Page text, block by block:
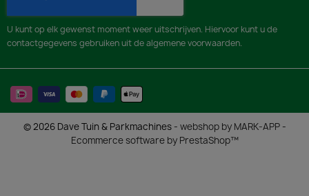
U kunt op elk gewenst moment weer uitschrijven. Hiervoor kunt u de
contactgegevens gebruiken uit de algemene voorwaarden.
© 2026 Dave Tuin & Parkmachines - webshop by MARK-APP-
Ecommerce software by PrestaShop™